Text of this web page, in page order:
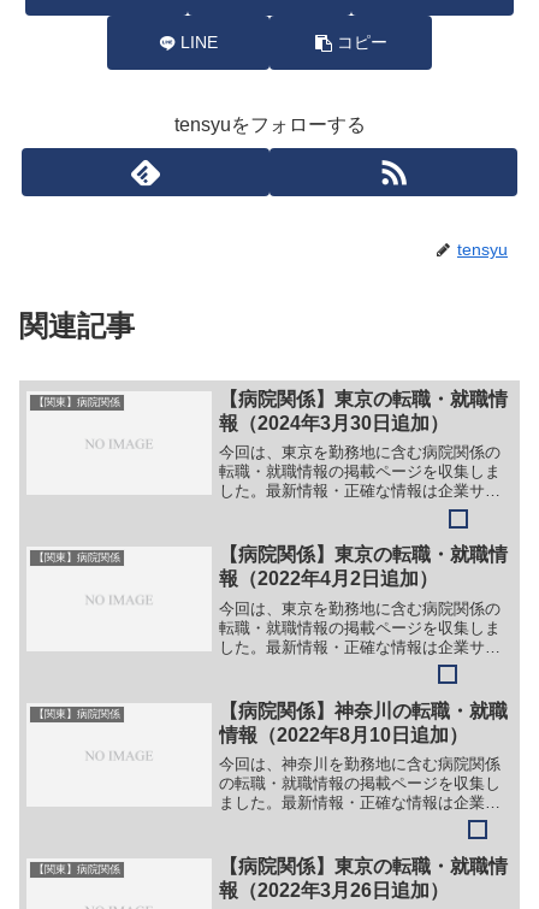
LINE コピー
tensyuをフォローする
tensyu
関連記事
【関東】病院関係
【病院関係】東京の転職・就職情
報（2024年3月30日追加）
今回は、東京を勤務地に含む病院関係の
転職・就職情報の掲載ページを収集しま
した。最新情報・正確な情報は企業サイ
トでご確認ください。①【会社名】社会
福祉法人愛心会【職務】［正職員］＞＞
（１）看護スタッフ＞＞（２）介護スタ
ッフ＞＞（３）事務スタッ...
【関東】病院関係
【病院関係】東京の転職・就職情
報（2022年4月2日追加）
今回は、東京を勤務地に含む病院関係の
転職・就職情報の掲載ページを収集しま
した。最新情報・正確な情報は企業サイ
トでご確認ください。①【会社名】稲城
市立病院【職務】＞＞（１）看護師＞＞
（２）助産師＞＞（３）臨床工学技士
［パート］＞＞（１）看護助...
【関東】病院関係
【病院関係】神奈川の転職・就職
情報（2022年8月10日追加）
今回は、神奈川を勤務地に含む病院関係
の転職・就職情報の掲載ページを収集し
ました。最新情報・正確な情報は企業サ
イトでご確認ください。①【会社名】独
立行政法人国立病院機構 久里浜医療セン
ター【職務】［常勤］＞＞（１）医師
（精神科）＞＞（２）看護...
【関東】病院関係
【病院関係】東京の転職・就職情
報（2022年3月26日追加）